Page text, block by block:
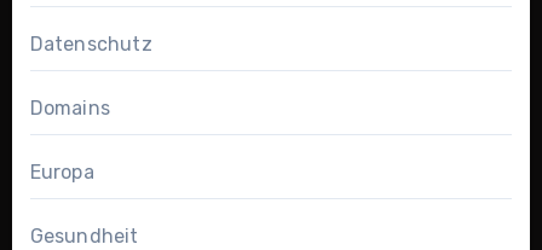
Datenschutz
Domains
Europa
Gesundheit